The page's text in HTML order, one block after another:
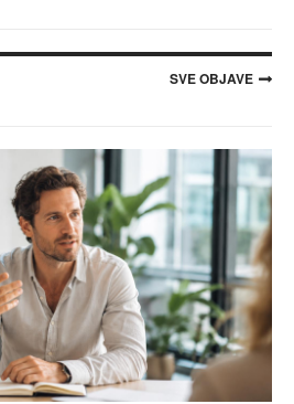
SVE OBJAVE